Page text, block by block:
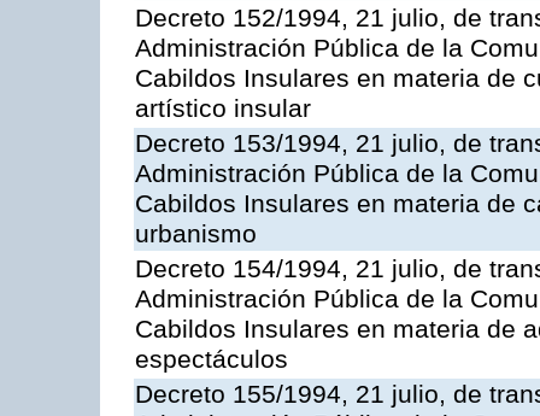
Decreto 152/1994, 21 julio, de
Administración Pública de la
Cabildos Insulares en materia de
artístico insular
Decreto 153/1994, 21 julio, de
Administración Pública de la
Cabildos Insulares en materia de
urbanismo
Decreto 154/1994, 21 julio, de
Administración Pública de la
Cabildos Insulares en materia de
espectáculos
Decreto 155/1994, 21 julio, de